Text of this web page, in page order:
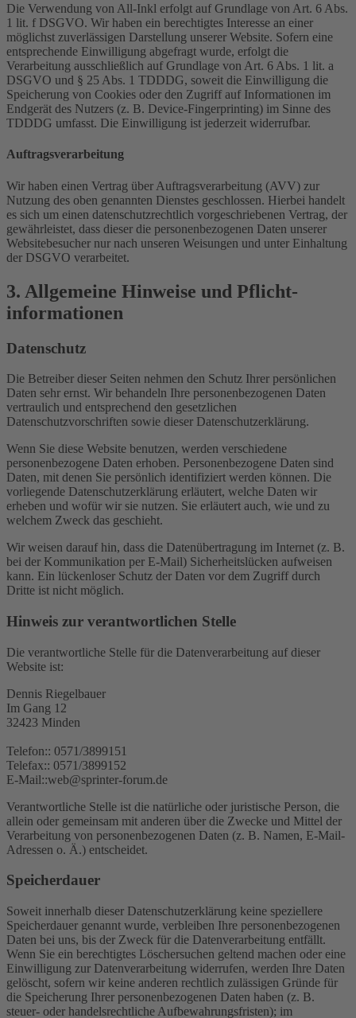
Die Verwendung von All-Inkl erfolgt auf Grundlage von Art. 6 Abs.
1 lit. f DSGVO. Wir haben ein berechtigtes Interesse an einer
möglichst zuverlässigen Darstellung unserer Website. Sofern eine
entsprechende Einwilligung abgefragt wurde, erfolgt die
Verarbeitung ausschließlich auf Grundlage von Art. 6 Abs. 1 lit. a
DSGVO und § 25 Abs. 1 TDDDG, soweit die Einwilligung die
Speicherung von Cookies oder den Zugriff auf Informationen im
Endgerät des Nutzers (z. B. Device-Fingerprinting) im Sinne des
TDDDG umfasst. Die Einwilligung ist jederzeit widerrufbar.
Auftragsverarbeitung
Wir haben einen Vertrag über Auftragsverarbeitung (AVV) zur
Nutzung des oben genannten Dienstes geschlossen. Hierbei handelt
es sich um einen datenschutzrechtlich vorgeschriebenen Vertrag, der
gewährleistet, dass dieser die personenbezogenen Daten unserer
Websitebesucher nur nach unseren Weisungen und unter Einhaltung
der DSGVO verarbeitet.
3. Allgemeine Hinweise und Pflicht­
informationen
Datenschutz
Die Betreiber dieser Seiten nehmen den Schutz Ihrer persönlichen
Daten sehr ernst. Wir behandeln Ihre personenbezogenen Daten
vertraulich und entsprechend den gesetzlichen
Datenschutzvorschriften sowie dieser Datenschutzerklärung.
Wenn Sie diese Website benutzen, werden verschiedene
personenbezogene Daten erhoben. Personenbezogene Daten sind
Daten, mit denen Sie persönlich identifiziert werden können. Die
vorliegende Datenschutzerklärung erläutert, welche Daten wir
erheben und wofür wir sie nutzen. Sie erläutert auch, wie und zu
welchem Zweck das geschieht.
Wir weisen darauf hin, dass die Datenübertragung im Internet (z. B.
bei der Kommunikation per E-Mail) Sicherheitslücken aufweisen
kann. Ein lückenloser Schutz der Daten vor dem Zugriff durch
Dritte ist nicht möglich.
Hinweis zur verantwortlichen Stelle
Die verantwortliche Stelle für die Datenverarbeitung auf dieser
Website ist:
Dennis Riegelbauer
Im Gang 12
32423 Minden
Telefon:: 0571/3899151
Telefax:: 0571/3899152
E-Mail::web@sprinter-forum.de
Verantwortliche Stelle ist die natürliche oder juristische Person, die
allein oder gemeinsam mit anderen über die Zwecke und Mittel der
Verarbeitung von personenbezogenen Daten (z. B. Namen, E-Mail-
Adressen o. Ä.) entscheidet.
Speicherdauer
Soweit innerhalb dieser Datenschutzerklärung keine speziellere
Speicherdauer genannt wurde, verbleiben Ihre personenbezogenen
Daten bei uns, bis der Zweck für die Datenverarbeitung entfällt.
Wenn Sie ein berechtigtes Löschersuchen geltend machen oder eine
Einwilligung zur Datenverarbeitung widerrufen, werden Ihre Daten
gelöscht, sofern wir keine anderen rechtlich zulässigen Gründe für
die Speicherung Ihrer personenbezogenen Daten haben (z. B.
steuer- oder handelsrechtliche Aufbewahrungsfristen); im